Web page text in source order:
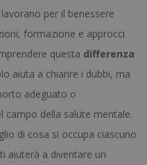
per il benessere
formazione e approcci
questa differenza
aiuta a chiarire i dubbi, ma
adeguato o
campo della salute mentale.
di cosa si occupa ciascuno
aiuterà a diventare un